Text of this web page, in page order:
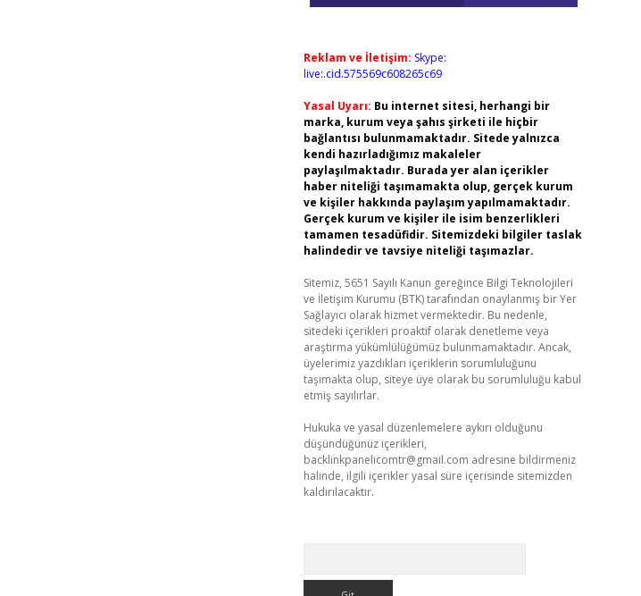
Reklam ve İletişim: Skype:
live:.cid.575569c608265c69
Yasal Uyarı: Bu internet sitesi, herhangi bir
marka, kurum veya şahıs şirketi ile hiçbir
bağlantısı bulunmamaktadır. Sitede yalnızca
kendi hazırladığımız makaleler
paylaşılmaktadır. Burada yer alan içerikler
haber niteliği taşımamakta olup, gerçek kurum
ve kişiler hakkında paylaşım yapılmamaktadır.
Gerçek kurum ve kişiler ile isim benzerlikleri
tamamen tesadüfidir. Sitemizdeki bilgiler taslak
halindedir ve tavsiye niteliği taşımazlar.
Sitemiz, 5651 Sayılı Kanun gereğince Bilgi Teknolojileri
ve İletişim Kurumu (BTK) tarafından onaylanmış bir Yer
Sağlayıcı olarak hizmet vermektedir. Bu nedenle,
sitedeki içerikleri proaktif olarak denetleme veya
araştırma yükümlülüğümüz bulunmamaktadır. Ancak,
üyelerimiz yazdıkları içeriklerin sorumluluğunu
taşımakta olup, siteye üye olarak bu sorumluluğu kabul
etmiş sayılırlar.
Hukuka ve yasal düzenlemelere aykırı olduğunu
düşündüğünüz içerikleri,
backlinkpanelicomtr@gmail.com adresine bildirmeniz
halinde, ilgili içerikler yasal süre içerisinde sitemizden
kaldırılacaktır.